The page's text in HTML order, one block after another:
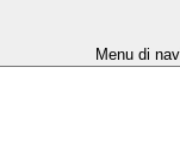
Menu di